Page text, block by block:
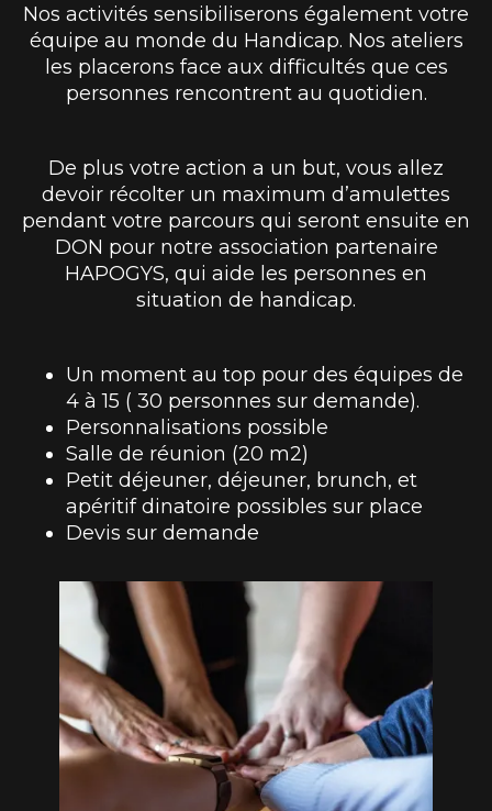
Nos activités sensibiliserons également votre
équipe au monde du Handicap. Nos ateliers
les placerons face aux difficultés que ces
personnes rencontrent au quotidien.
De plus votre action a un but, vous allez
devoir récolter un maximum d’amulettes
pendant votre parcours qui seront ensuite en
DON pour notre association partenaire
HAPOGYS, qui aide les personnes en
situation de handicap.
Un moment au top pour des équipes de
4 à 15 ( 30 personnes sur demande).
Personnalisations possible
Salle de réunion (20 m2)
Petit déjeuner, déjeuner, brunch, et
apéritif dinatoire possibles sur place
Devis sur demande